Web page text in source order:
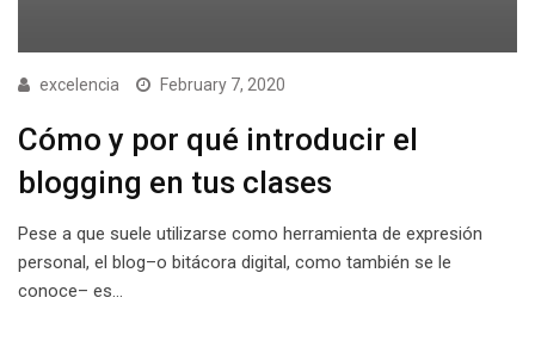
excelencia February 7, 2020
Cómo y por qué introducir el
blogging en tus clases
Pese a que suele utilizarse como herramienta de expresión
personal, el blog–o bitácora digital, como también se le
conoce– es…